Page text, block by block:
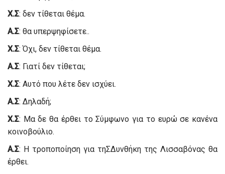
Χ.Σ: δεν τίθεται θέμα.
Α.Σ: θα υπερψηφίσετε..
Χ.Σ: Όχι, δεν τίθεται θέμα.
Α.Σ: Γιατί δεν τίθεται;
Χ.Σ: Αυτό που λέτε δεν ισχύει.
Α.Σ: Δηλαδή;
Χ.Σ: Μα δε θα έρθει το Σύμφωνο για το ευρώ σε κανένα
κοινοβούλιο.
Α.Σ: Η τροποποίηση για τηΣΔυνθήκη της Λισσαβόνας θα
έρθει.